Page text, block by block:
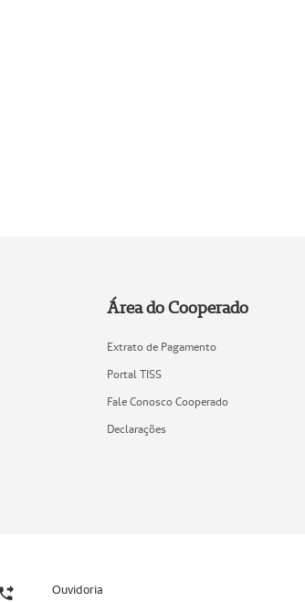
Área do Cooperado
Extrato de Pagamento
Portal TISS
Fale Conosco Cooperado
Declarações
Ouvidoria